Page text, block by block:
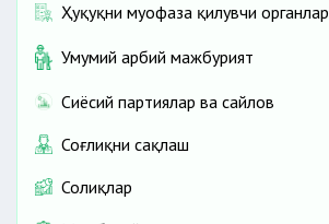
Ҳуқуқни муҳофаза қилувчи органлар
Умумий ҳарбий мажбурият
Сиёсий партиялар ва сайлов
Соғлиқни сақлаш
Солиқлар